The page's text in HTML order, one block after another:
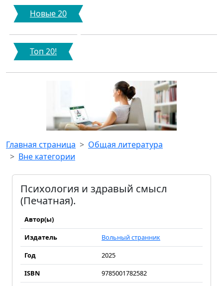
Новые 20
Топ 20!
Главная страница
Общая литература
Вне категории
Психология и здравый смысл
(Печатная).
Автор(ы)
Издатель
Вольный странник
Год
2025
ISBN
9785001782582